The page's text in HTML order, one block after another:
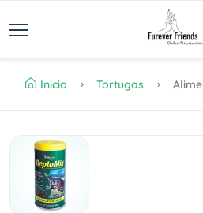
Inicio Tortugas